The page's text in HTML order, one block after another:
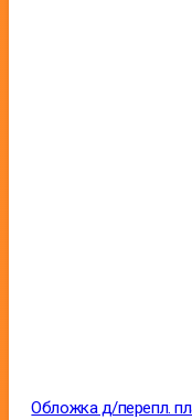
Обложка д/перепл.